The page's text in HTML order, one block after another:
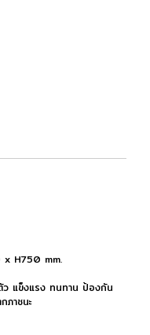
H750 mm.
ว แข็งแรง ทนทาน ป้องกัน
ภาชนะ